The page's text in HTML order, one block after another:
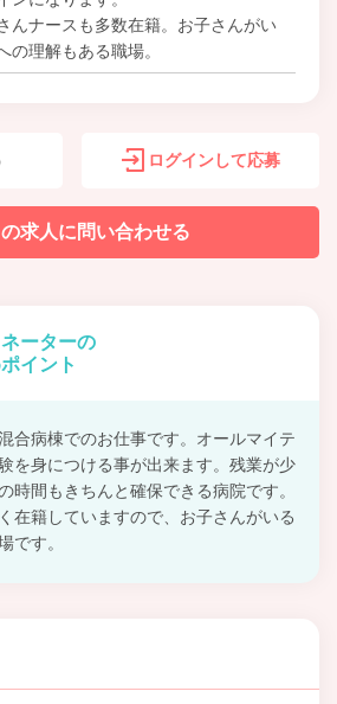
んナースも多数在籍。お子さんがい
の理解もある職場。
ログインして応募
求人に問い合わせる
ーターの
イント
合病棟でのお仕事です。オールマイテ
を身につける事が出来ます。残業が少
時間もきちんと確保できる病院です。
在籍していますので、お子さんがいる
です。